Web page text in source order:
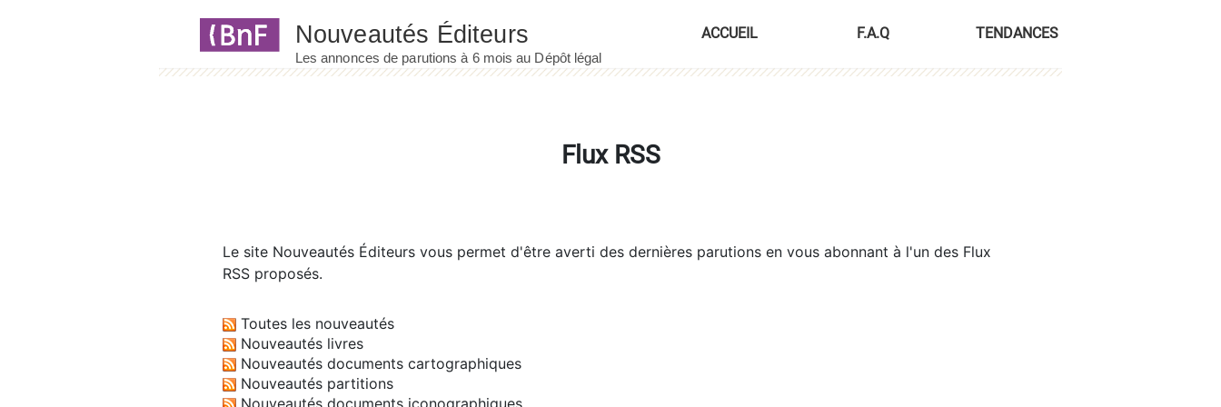
ACCUEIL F.A.Q TENDANCES
Flux RSS
Le site Nouveautés Éditeurs vous permet d'être averti des dernières parutions en vous abonnant à l'un des Flux
RSS proposés.
Toutes les nouveautés
Nouveautés livres
Nouveautés documents cartographiques
Nouveautés partitions
Nouveautés documents iconographiques